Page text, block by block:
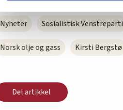
Nyheter Sosialistisk Venstreparti
Norsk olje og gass Kirsti Bergstø
Del artikkel